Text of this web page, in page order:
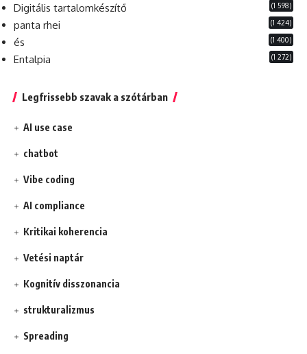
Digitális tartalomkészítő (1 598)
panta rhei (1 424)
és (1 400)
Entalpia (1 272)
Legfrissebb szavak a szótárban
AI use case
chatbot
Vibe coding
AI compliance
Kritikai koherencia
Vetési naptár
Kognitív disszonancia
strukturalizmus
Spreading